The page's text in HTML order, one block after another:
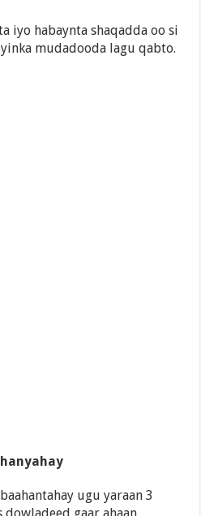
iyo habaynta shaqadda oo si
mudadooda lagu qabto.
ugu yaraan 3